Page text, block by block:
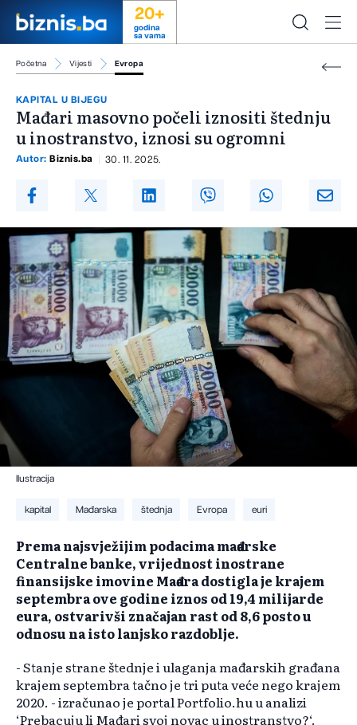
20+
godina
sa vama
Početna Vijesti Evropa
KAPITAL U BIJEGU
Mađari masovno počeli iznositi štednju
u inostranstvo, iznosi su ogromni
Autor: Biznis.ba 30. 11. 2025.
Ilustracija
kapital Mađarska štednja Evropa euri
Prema najsvježijim podacima mađarske
Centralne banke, vrijednost inostrane
finansijske imovine Mađara dostigla je krajem
septembra ove godine iznos od 19,4 milijarde
eura, ostvarivši značajan rast od 8,6 posto u
odnosu na isto lanjsko razdoblje.
- Stanje strane štednje i ulaganja mađarskih građana
krajem septembra tačno je tri puta veće nego krajem
2020. - izračunao je portal Portfolio.hu u analizi
‘Prebacuju li Mađari svoj novac u inostranstvo?‘.